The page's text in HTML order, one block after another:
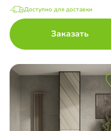
Доступно для доставки
Заказать